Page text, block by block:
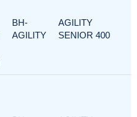
BH-
AGILITY
AGILITY
SENIOR 400